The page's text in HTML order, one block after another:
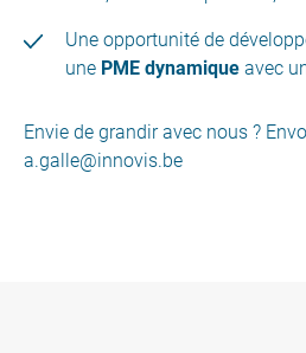
Une opportunité de
une PME dynamique avec
Envie de grandir avec nous ?
a.galle@innovis.be